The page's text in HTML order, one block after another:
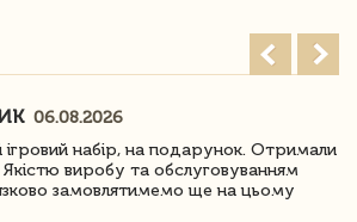
06.08.2026
набір, на подарунок. Отримали
виробу та обслуговуванням
замовлятимемо ще на цьому